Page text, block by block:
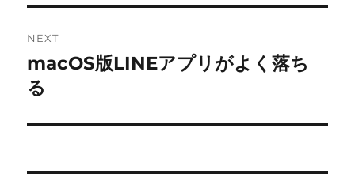
NEXT
Next
post:
macOS版LINEアプリがよく落ち
る